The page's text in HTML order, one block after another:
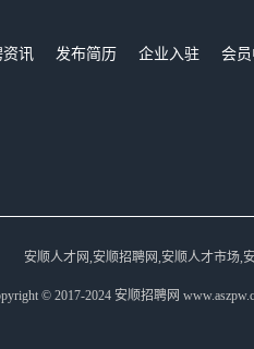
资讯 发布简历 企业入驻 会
安顺人才网,安顺招聘网,安顺人才市场,
© 2017-2024 安顺招聘网